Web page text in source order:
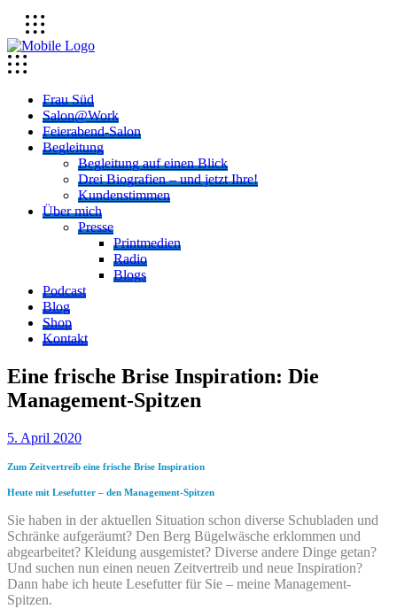
Frau Süd
Salon@Work
Feierabend-Salon
Begleitung
Begleitung auf einen Blick
Drei Biografien – und jetzt Ihre!
Kundenstimmen
Über mich
Presse
Printmedien
Radio
Blogs
Podcast
Blog
Shop
Kontakt
Eine frische Brise Inspiration: Die
Management-Spitzen
5. April 2020
Zum Zeitvertreib eine frische Brise Inspiration
Heute mit Lesefutter – den Management-Spitzen
Sie haben in der aktuellen Situation schon diverse Schubladen und
Schränke aufgeräumt? Den Berg Bügelwäsche erklommen und
abgearbeitet? Kleidung ausgemistet? Diverse andere Dinge getan?
Und suchen nun einen neuen Zeitvertreib und neue Inspiration?
Dann habe ich heute Lesefutter für Sie – meine Management-
Spitzen.